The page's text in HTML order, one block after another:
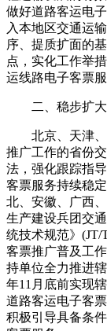
做好道路客运电
入本地区交通运
序、提质扩面的
点，实化工作举
运线路电子客票服
二、稳步扩大
北京、天津、
推广工作的省份
法，强化跟踪指
客票服务持续稳
北、安徽、广西
生产建设兵团交
统技术规范》(JT/
客票推广普及工
持单位全力推进
年11月底前实现
道路客运电子客
积极引导具备条